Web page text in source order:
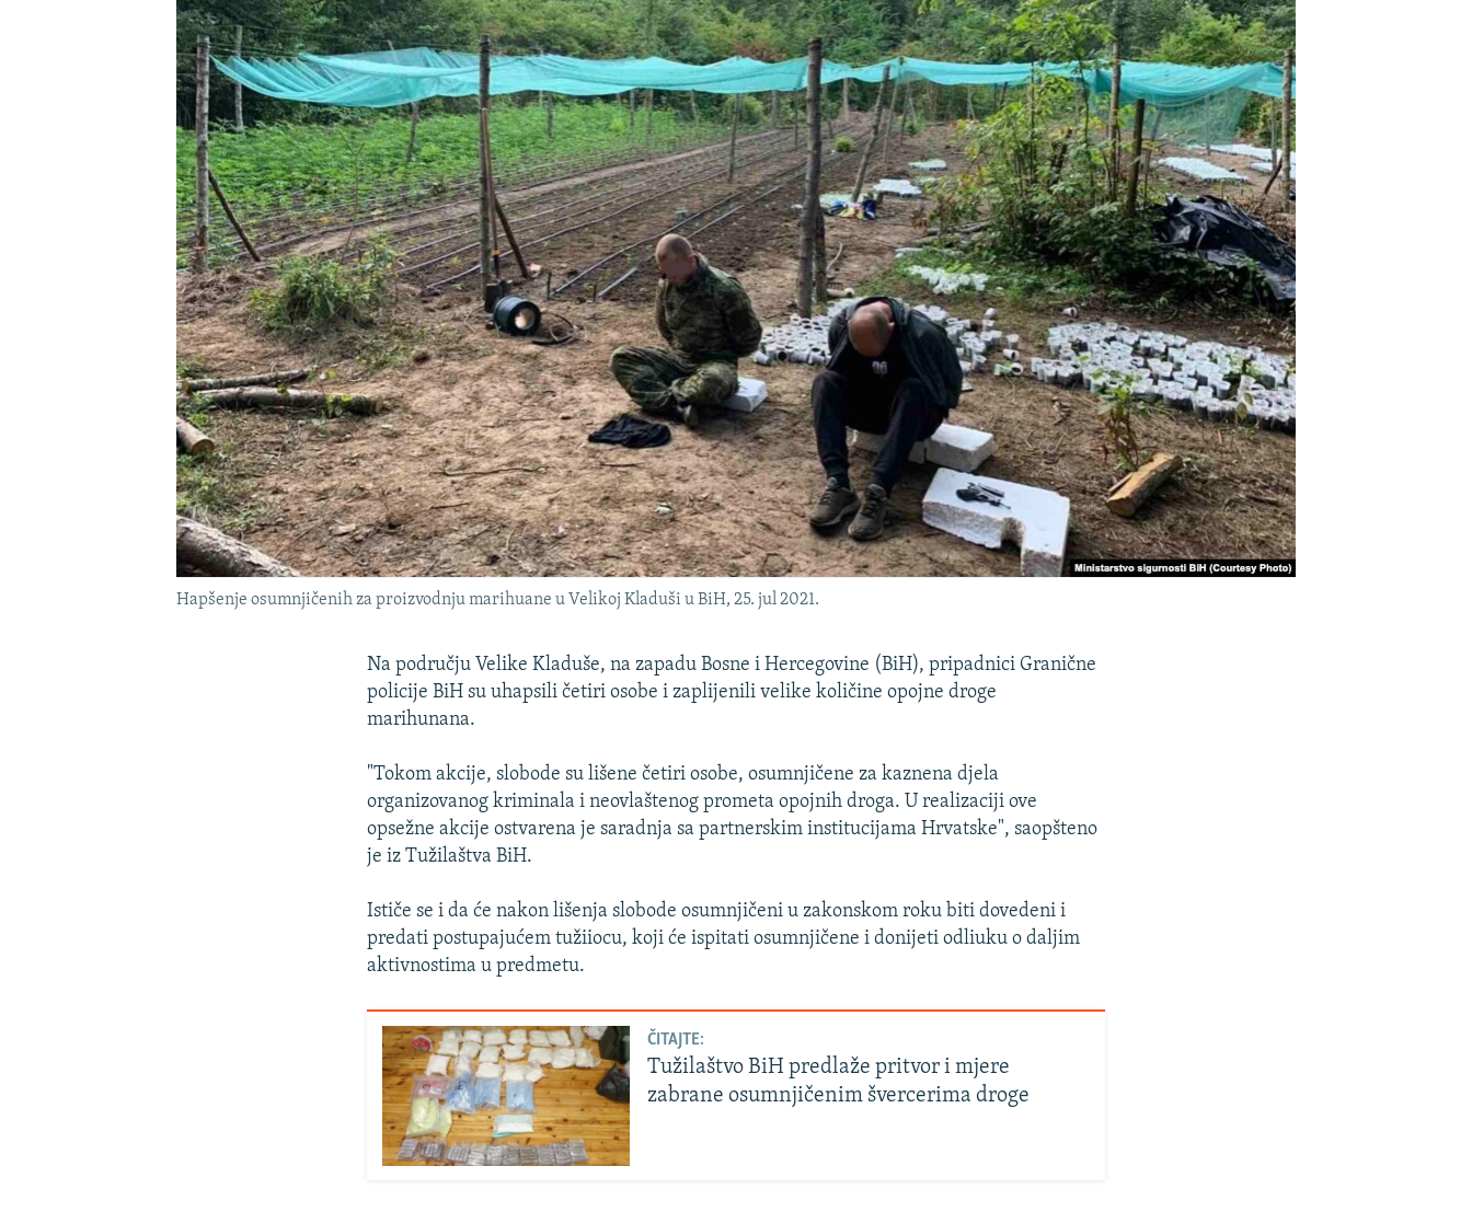
GENOCID U SREBRENICI
POPLAVE I KLIZIŠTA U BIH 2024.
TRI DECENIJE OD RATA U BIH
NASTANAK I RASPAD JUGOSLAVIJE
Hapšenje osumnjičenih za proizvodnju marihuane u Velikoj Kladuši u BiH, 25. jul 2021.
Na području Velike Kladuše, na zapadu Bosne i Hercegovine (BiH), pripadnici Granične
policije BiH su uhapsili četiri osobe i zaplijenili velike količine opojne droge
marihunana.
"Tokom akcije, slobode su lišene četiri osobe, osumnjičene za kaznena djela
organizovanog kriminala i neovlaštenog prometa opojnih droga. U realizaciji ove
opsežne akcije ostvarena je saradnja sa partnerskim institucijama Hrvatske", saopšteno
je iz Tužilaštva BiH.
Ističe se i da će nakon lišenja slobode osumnjičeni u zakonskom roku biti dovedeni i
predati postupajućem tužiiocu, koji će ispitati osumnjičene i donijeti odliuku o daljim
aktivnostima u predmetu.
ČITAJTE:
Tužilaštvo BiH predlaže pritvor i mjere
zabrane osumnjičenim švercerima droge